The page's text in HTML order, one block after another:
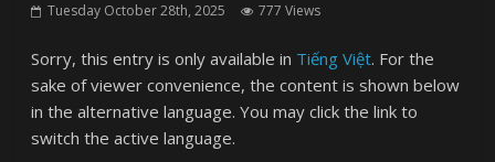
Tuesday October 28th, 2025 777 Views
Sorry, this entry is only available in Tiếng Việt. For the
sake of viewer convenience, the content is shown below
in the alternative language. You may click the link to
switch the active language.